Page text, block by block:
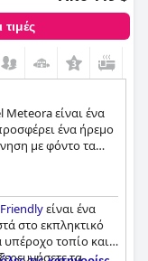
είναι ένα
ένα ήρεμο
με φόντο τα
και άλλα
είναι ένα
στο εκπληκτικό
τοπίο και
τα